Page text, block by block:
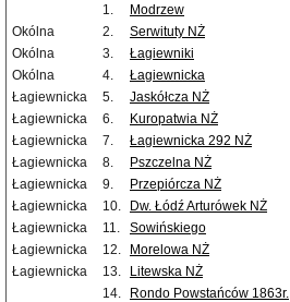
1.
Modrzew
Okólna
2.
Serwituty NŻ
Okólna
3. Łagiewniki
Okólna
4. Łagiewnicka
Łagiewnicka
5.
Jaskółcza NŻ
Łagiewnicka
6.
Kuropatwia NŻ
Łagiewnicka
7.
Łagiewnicka 292 NŻ
Łagiewnicka
8.
Pszczelna NŻ
Łagiewnicka
9.
Przepiórcza NŻ
Łagiewnicka
10.
Dw. Łódź Arturówek NŻ
Łagiewnicka
11. Sowińskiego
Łagiewnicka
12. Morelowa NŻ
Łagiewnicka
13. Litewska NŻ
14.
Rondo Powstańców 1863r.